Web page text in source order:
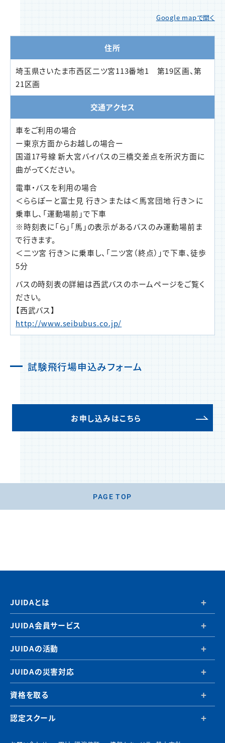
Google mapで開く
住所
埼玉県さいたま市西区二ツ宮113番地1 第19区画、第
21区画
交通アクセス
車をご利用の場合
ー東京方面からお越しの場合ー
国道17号線 新大宮バイパスの三橋交差点を所沢方面に
曲がってください。
電車・バスを利用の場合
＜ららぽーと富士見 行き＞または＜馬宮団地 行き＞に
乗車し、「運動場前」で下車
※時刻表に「ら」「馬」の表示があるバスのみ運動場前ま
で行きます。
＜二ツ宮 行き＞に乗車し、「二ツ宮（終点）」で下車、徒歩
5分
バスの時刻表の詳細は西武バスのホームページをご覧く
ださい。
【西武バス】
http://www.seibubus.co.jp/
試験飛行場申込みフォーム
お申し込みはこちら
PAGE TOP
JUIDAとは
JUIDA会員サービス
JUIDAの活動
JUIDAの災害対応
資格を取る
認定スクール